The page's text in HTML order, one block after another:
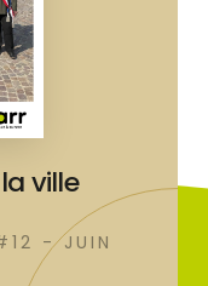
ville
- JUIN